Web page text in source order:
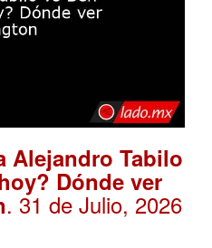
Alejandro Tabilo
Dónde ver
. 31 de Julio, 2026